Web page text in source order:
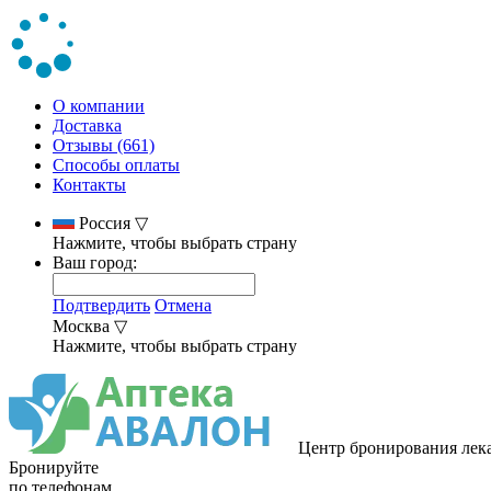
О компании
Доставка
Отзывы (661)
Способы оплаты
Контакты
Россия ▽
Нажмите, чтобы выбрать страну
Ваш город:
Подтвердить Отмена
Москва ▽
Нажмите, чтобы выбрать страну
Центр бронирования
Бронируйте
по телефонам